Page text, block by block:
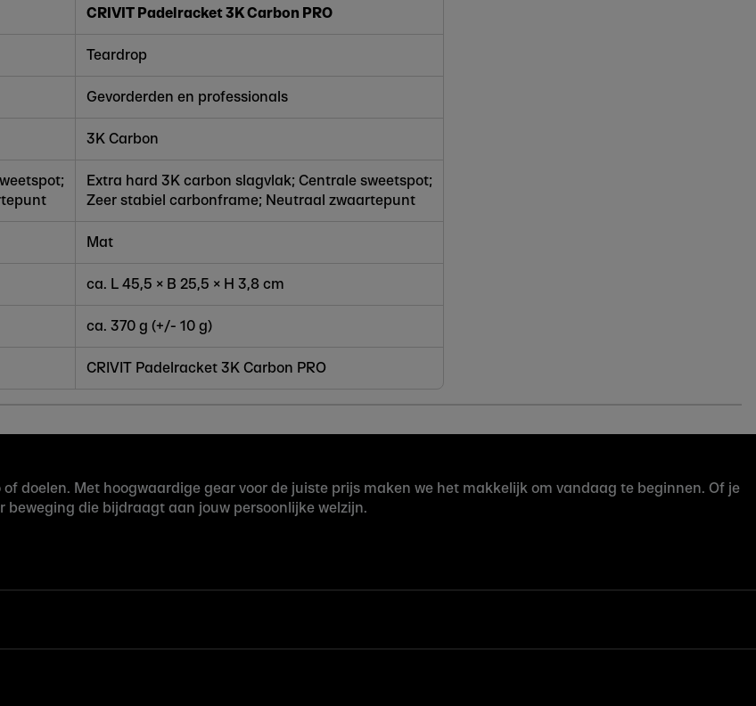
CRIVIT Padelracket 3K Carbon PRO
Teardrop
Gevorderden en professionals
3K Carbon
Extra hard 3K carbon slagvlak; Centrale sweetspot;
Zeer stabiel carbonframe; Neutraal zwaartepunt
Mat
ca. L 45,5 × B 25,5 × H 3,8 cm
ca. 370 g (+/- 10 g)
CRIVIT Padelracket 3K Carbon PRO
doelen. Met hoogwaardige gear voor de juiste prijs maken we het makkelijk om vandaag te beginnen. Of je
die bijdraagt aan jouw persoonlijke welzijn.